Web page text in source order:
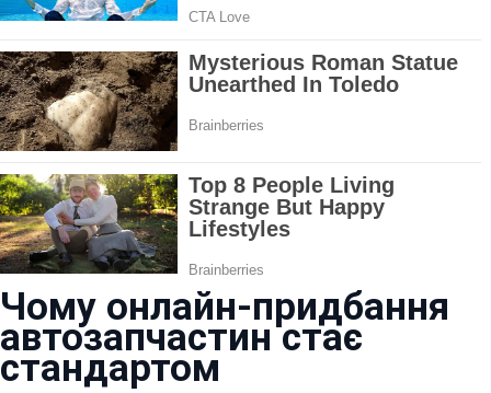
Чому онлайн-придбання
автозапчастин стає
стандартом